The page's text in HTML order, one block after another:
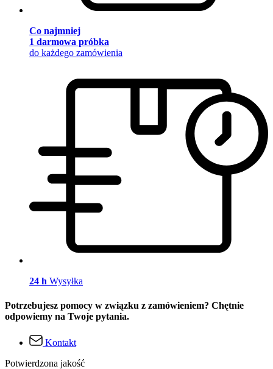
Co najmniej
1 darmowa próbka
do każdego zamówienia
24 h Wysyłka
Potrzebujesz pomocy w związku z zamówieniem? Chętnie
odpowiemy na Twoje pytania.
Kontakt
Potwierdzona jakość